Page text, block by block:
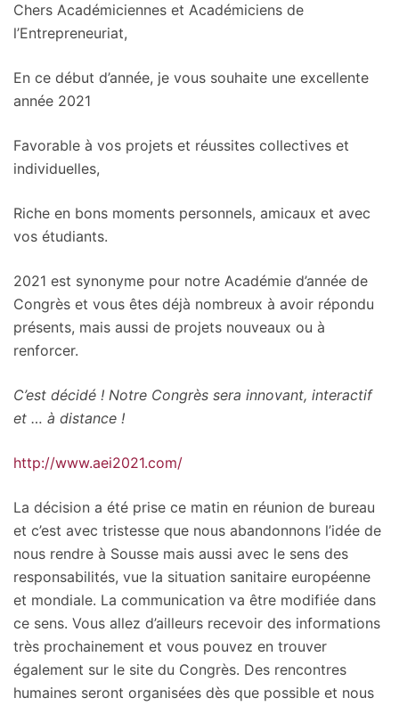
Chers Académiciennes et Académiciens de
l’Entrepreneuriat,
En ce début d’année, je vous souhaite une excellente
année 2021
Favorable à vos projets et réussites collectives et
individuelles,
Riche en bons moments personnels, amicaux et avec
vos étudiants.
2021 est synonyme pour notre Académie d’année de
Congrès et vous êtes déjà nombreux à avoir répondu
présents, mais aussi de projets nouveaux ou à
renforcer.
C’est décidé ! Notre Congrès sera innovant, interactif
et … à distance !
http://www.aei2021.com/
La décision a été prise ce matin en réunion de bureau
et c’est avec tristesse que nous abandonnons l’idée de
nous rendre à Sousse mais aussi avec le sens des
responsabilités, vue la situation sanitaire européenne
et mondiale. La communication va être modifiée dans
ce sens. Vous allez d’ailleurs recevoir des informations
très prochainement et vous pouvez en trouver
également sur le site du Congrès. Des rencontres
humaines seront organisées dès que possible et nous